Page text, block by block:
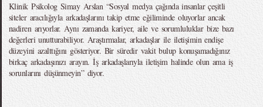
Klinik Psikolog Simay Arslan “Sosyal medya çağında insanlar çeşitli
siteler aracılığıyla arkadaşlarını takip etme eğiliminde oluyorlar ancak
nadiren arıyorlar. Aynı zamanda kariyer, aile ve sorumluluklar bize bazı
değerleri unutturabiliyor. Araştırmalar, arkadaşlar ile iletişimin endişe
düzeyini azalttığını gösteriyor. Bir süredir vakit bulup konuşamadığınız
birkaç arkadaşınızı arayın. İş arkadaşlarıyla iletişim halinde olun ama iş
sorunlarını düşünmeyin” diyor.